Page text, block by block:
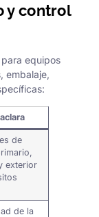
y control
equipos
embalaje,
de
exterior
de la